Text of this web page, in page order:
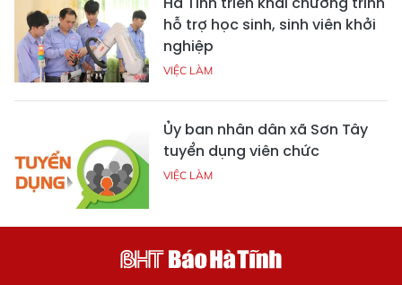
hỗ trợ học sinh, sinh viên khởi
nghiệp
VIỆC LÀM
Ủy ban nhân dân xã Sơn Tây
tuyển dụng viên chức
VIỆC LÀM